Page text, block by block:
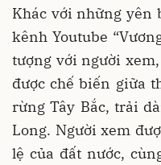
Khác với những yên
kênh Youtube
tượng với người
được chế biến giữa
rừng Tây Bắc, trải
Long. Người xem
lệ của đất nước,